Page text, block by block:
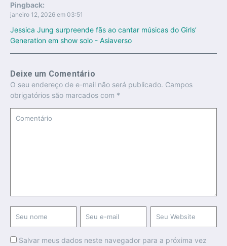
Pingback:
janeiro 12, 2026 em 03:51
Jessica Jung surpreende fãs ao cantar músicas do Girls’
Generation em show solo - Asiaverso
Deixe um Comentário
O seu endereço de e-mail não será publicado. Campos
obrigatórios são marcados com *
Salvar meus dados neste navegador para a próxima vez